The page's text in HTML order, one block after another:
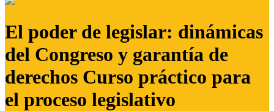
El poder de legislar: dinámicas
del Congreso y garantía de
derechos Curso práctico para
el proceso legislativo